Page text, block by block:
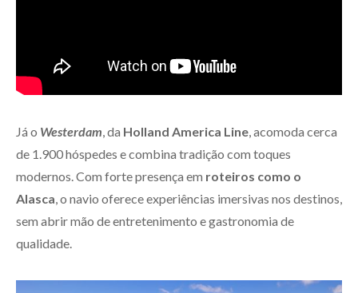
Já o Westerdam , da Holland America Line , acomoda cerca
de 1.900 hóspedes e combina tradição com toques
modernos. Com forte presença em roteiros como o
Alasca , o navio oferece experiências imersivas nos destinos,
sem abrir mão de entretenimento e gastronomia de
qualidade.